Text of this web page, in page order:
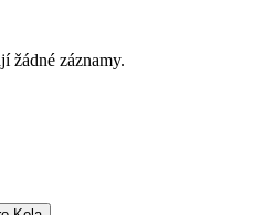
žádné záznamy.